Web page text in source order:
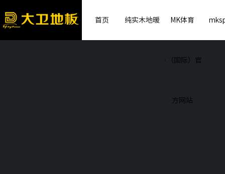
首页 纯实木地暖 MK体育
·（国际）官
方网站